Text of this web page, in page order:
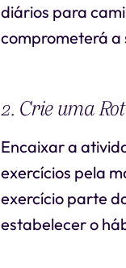
diários para
comprometerá a
2. Crie uma
Encaixar a
exercícios pela
exercício parte
estabelecer o